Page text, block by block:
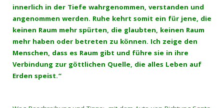
innerlich in der Tiefe wahrgenommen, verstanden und
angenommen werden. Ruhe kehrt somit ein für jene, die
keinen Raum mehr spürten, die glaubten, keinen Raum
mehr haben oder betreten zu können. Ich zeige den
Menschen, dass es Raum gibt und führe sie in ihre
Verbindung zur göttlichen Quelle, die alles Leben auf
Erden speist.“